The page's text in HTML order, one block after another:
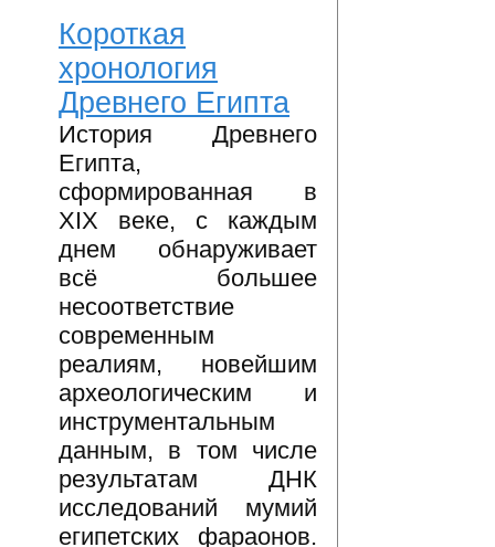
Короткая
хронология
Древнего Египта
История Древнего
Египта,
сформированная в
XIX веке, с каждым
днем обнаруживает
всё большее
несоответствие
современным
реалиям, новейшим
археологическим и
инструментальным
данным, в том числе
результатам ДНК
исследований мумий
египетских фараонов.